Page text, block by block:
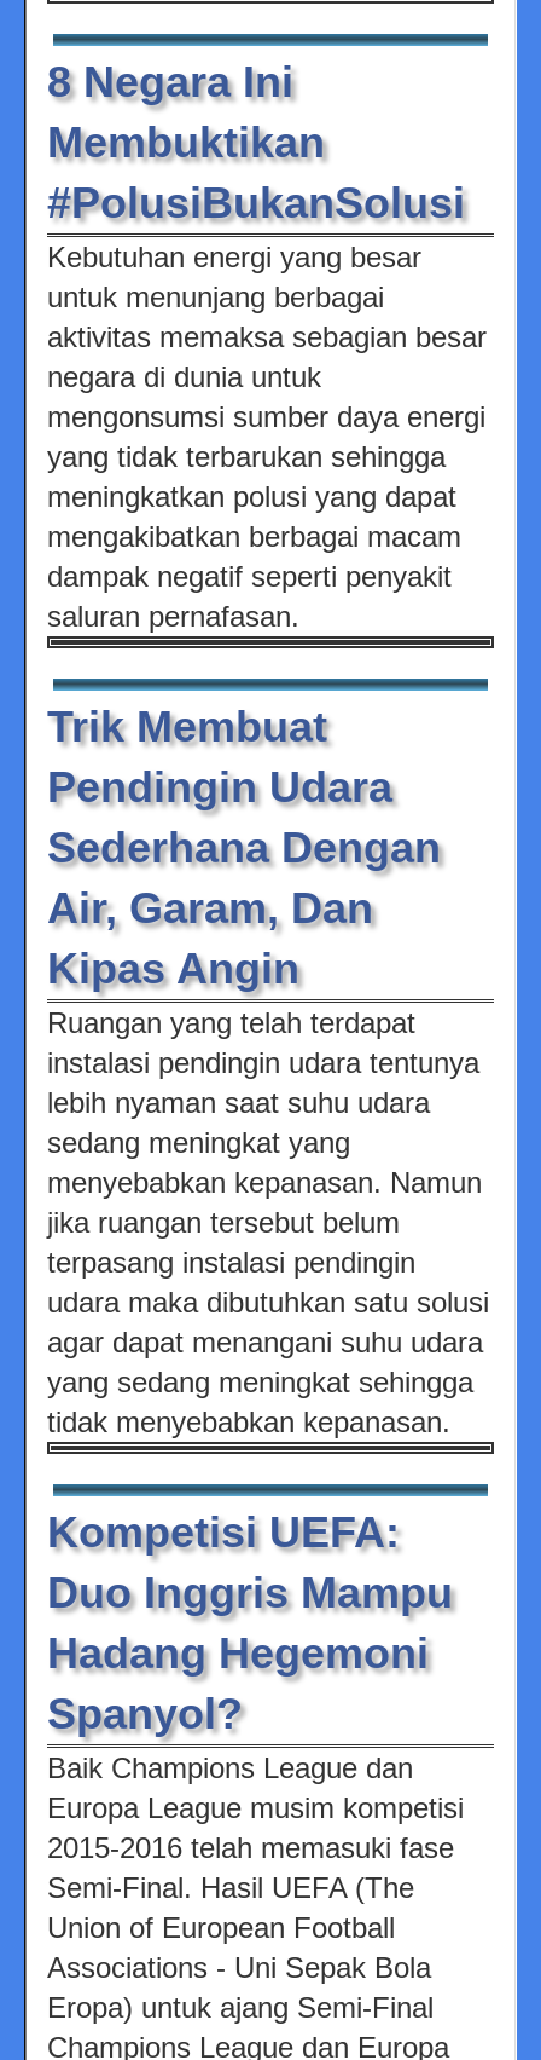
8 Negara Ini
Membuktikan
#PolusiBukanSolusi
Kebutuhan energi yang besar
untuk menunjang berbagai
aktivitas memaksa sebagian besar
negara di dunia untuk
mengonsumsi sumber daya energi
yang tidak terbarukan sehingga
meningkatkan polusi yang dapat
mengakibatkan berbagai macam
dampak negatif seperti penyakit
saluran pernafasan.
Trik Membuat
Pendingin Udara
Sederhana Dengan
Air, Garam, Dan
Kipas Angin
Ruangan yang telah terdapat
instalasi pendingin udara tentunya
lebih nyaman saat suhu udara
sedang meningkat yang
menyebabkan kepanasan. Namun
jika ruangan tersebut belum
terpasang instalasi pendingin
udara maka dibutuhkan satu solusi
agar dapat menangani suhu udara
yang sedang meningkat sehingga
tidak menyebabkan kepanasan.
Kompetisi UEFA:
Duo Inggris Mampu
Hadang Hegemoni
Spanyol?
Baik Champions League dan
Europa League musim kompetisi
2015-2016 telah memasuki fase
Semi-Final. Hasil UEFA (The
Union of European Football
Associations - Uni Sepak Bola
Eropa) untuk ajang Semi-Final
Champions League dan Europa